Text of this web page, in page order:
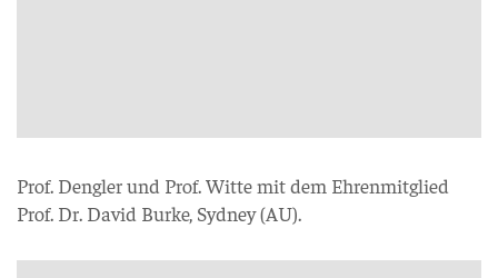
Prof. Dengler und Prof. Witte mit dem Ehrenmitglied
Prof. Dr. David Burke, Sydney (AU).